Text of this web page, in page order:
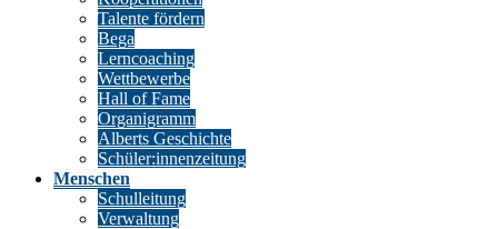
Talente fördern
Bega
Lerncoaching
Wettbewerbe
Hall of Fame
Organigramm
Alberts Geschichte
Schüler:innenzeitung
Menschen
Schulleitung
Verwaltung